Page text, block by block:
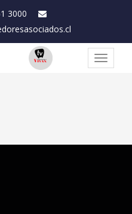
3000
Toggle